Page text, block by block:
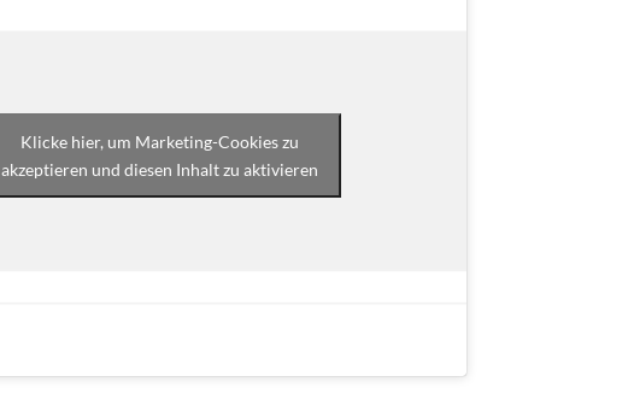
Klicke hier, um Marketing-Cookies zu
akzeptieren und diesen Inhalt zu aktivieren